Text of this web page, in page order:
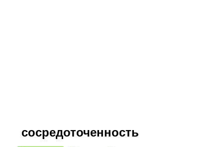
сосредоточенность